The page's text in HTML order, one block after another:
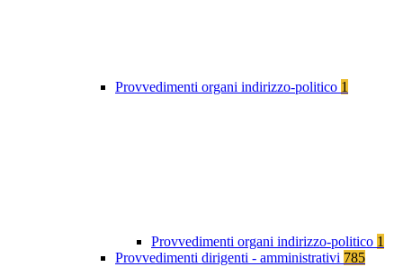
Provvedimenti organi indirizzo-politico 1
Provvedimenti organi indirizzo-politico 1
Provvedimenti dirigenti - amministrativi 785